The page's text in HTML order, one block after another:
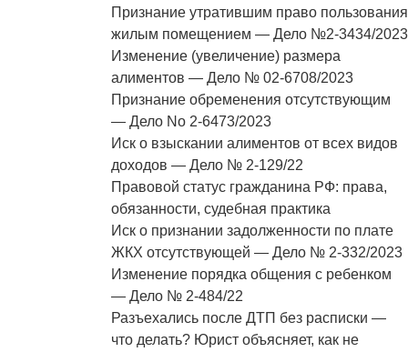
Признание утратившим право пользования
жилым помещением — Дело №2-3434/2023
Изменение (увеличение) размера
алиментов — Дело № 02-6708/2023
Признание обременения отсутствующим
— Дело No 2-6473/2023
Иск о взыскании алиментов от всех видов
доходов — Дело № 2-129/22
Правовой статус гражданина РФ: права,
обязанности, судебная практика
Иск о признании задолженности по плате
ЖКХ отсутствующей — Дело № 2-332/2023
Изменение порядка общения с ребенком
— Дело № 2-484/22
Разъехались после ДТП без расписки —
что делать? Юрист объясняет, как не